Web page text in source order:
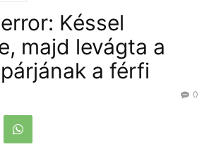
Késsel
majd levágta a
a férfi
0